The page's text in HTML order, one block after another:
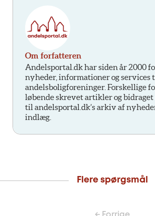
Om forfatteren
Andelsportal.dk har siden år 2000
nyheder, informationer og services
andelsboligforeninger. Forskellige
løbende skrevet artikler og bidraget
til andelsportal.dk’s arkiv af
indlæg.
Flere spørgsmål